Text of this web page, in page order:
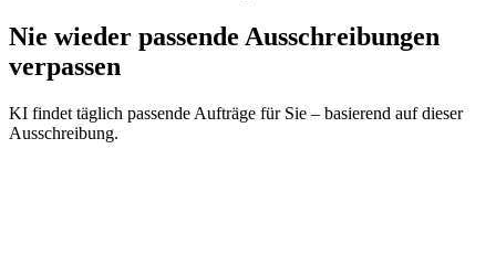
Nie wieder passende Ausschreibungen
verpassen
KI findet täglich passende Aufträge für Sie – basierend auf dieser
Ausschreibung.